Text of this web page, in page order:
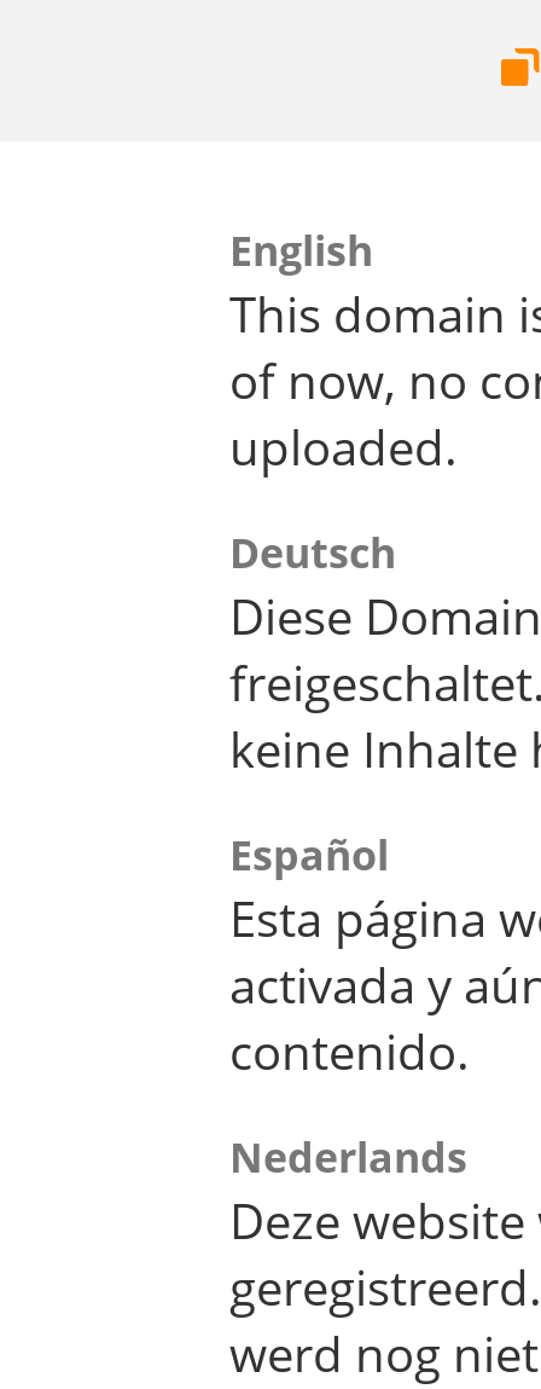
English
This domain
of now, no
uploaded.
Deutsch
Diese
keine Inhalte
Español
Esta página
activada y
contenido.
Nederlands
Deze
werd nog